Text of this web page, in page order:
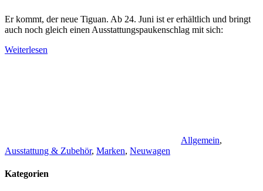
Er kommt, der neue Tiguan. Ab 24. Juni ist er erhältlich und bringt
auch noch gleich einen Ausstattungspaukenschlag mit sich:
Weiterlesen
Allgemein,
Ausstattung & Zubehör, Marken, Neuwagen
Kategorien